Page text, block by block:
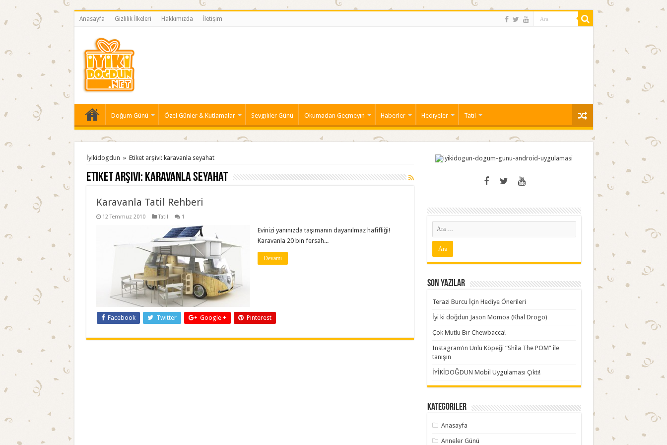
Anasayfa Gizlilik İlkeleri Hakkımızda İletişim
Doğum Günü Özel Günler & Kutlamalar Sevgililer Günü Okumadan Geçmeyin Haberler Hediyeler Tatil
İyikidogdun » Etiket arşivi: karavanla seyahat
Etiket arşivi: karavanla seyahat
Karavanla Tatil Rehberi
12 Temmuz 2010 Tatil 1
Evinizi yanınızda taşımanın dayanılmaz hafifliği!
Karavanla 20 bin fersah...
Devamı
Facebook Twitter Google + Pinterest
Son Yazılar
Terazi Burcu İçin Hediye Önerileri
İyi ki doğdun Jason Momoa (Khal Drogo)
Çok Mutlu Bir Chewbacca!
Instagram’ın Ünlü Köpeği “Shila The POM” ile
tanışın
İYİKİDOĞDUN Mobil Uygulaması Çıktı!
Kategoriler
Anasayfa
Anneler Günü